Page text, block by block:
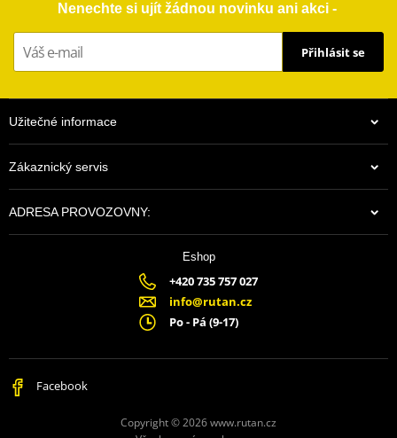
Nenechte si ujít žádnou novinku ani akci -
Přihlásit se
Užitečné informace
Zákaznický servis
ADRESA PROVOZOVNY:
Eshop
+420 735 757 027
info@rutan.cz
Po - Pá (9-17)
Facebook
Copyright © 2026 www.rutan.cz